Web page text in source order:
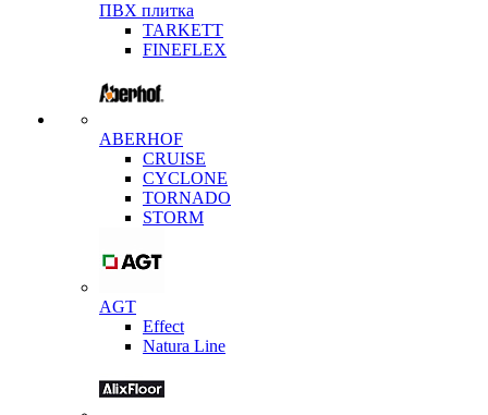
ПВХ плитка
TARKETT
FINEFLEX
ABERHOF
CRUISE
CYCLONE
TORNADO
STORM
AGT
Effect
Natura Line